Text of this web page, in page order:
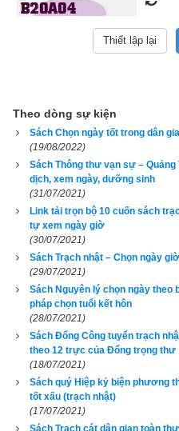
- An táng cát nhật
- Phép tính giờ
- Phép tính giờ hoàng đạo
- Bảng kê ngày hoàng đạo, hắc
- Phép xem 12 tháng Hoàng
tuổi ghi chết vào năm nào,
- Cách trừ trùng
- Bảng tính ngày tốt – giờ tốt
- Bảng ngũ hành tương sinh,
- Giờ không vong
- Dương công kỵ nhật
- Ngày làm nhà: phạm giờ
lập thành tuổi làm nhà, hướng
Theo dòng sự kiện
Sách Chọn ngày tốt trong dân
(19/08/2022)
Sách Thông thư vạn sự – Quảng
dịch, xem ngày, dưỡng sinh
(31/07/2021)
Link tải trọn bộ 10 cuốn sách
tự xem ngày giờ
(30/07/2021)
Sách Trạch nhật – Chọn ngày
(29/07/2021)
Sách Nguyên lý chọn ngày
pháp chọn tuổi kết hôn
(28/07/2021)
Sách Đổng Công tuyển trạch
theo 12 trực của Đổng trọng thư
(18/07/2021)
Sách quý Hiệp kỷ biện phương
tốt xấu (trạch nhật)
(17/07/2021)